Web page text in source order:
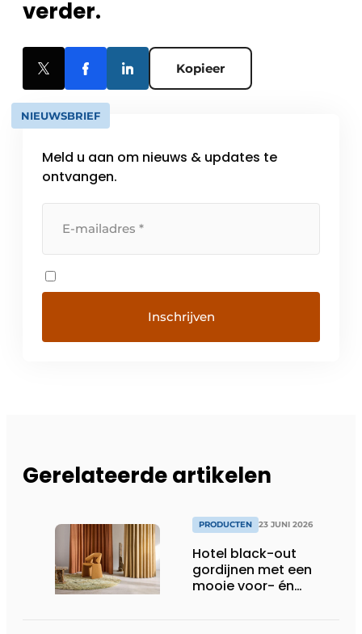
verder.
Kopieer
NIEUWSBRIEF
Meld u aan om nieuws & updates te
ontvangen.
Gerelateerde artikelen
PRODUCTEN 23 JUNI 2026
Hotel black-out
gordijnen met een
mooie voor- én